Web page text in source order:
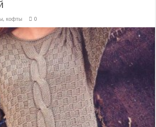
кофты 0